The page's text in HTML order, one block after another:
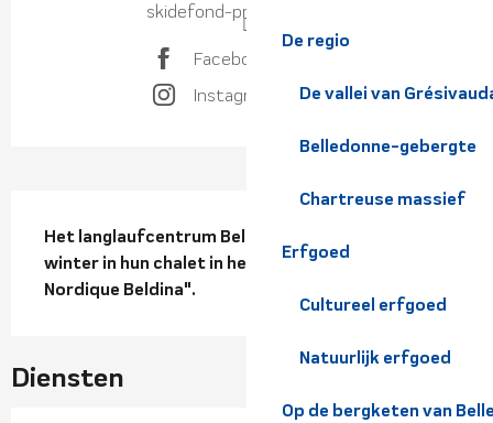
De regio
De vallei van
Belledonne-gebergte
Chartreuse massief
Erfgoed
Cultureel erfgoed
Natuurlijk erfgoed
Op de bergketen van
skidefond-prapoutel.com
Facebook pagina
Instagram pagina
Beschrijving
Het langlaufcentrum Beldina verwelkomt je elke
winter in hun chalet in het skigebied "Domaine
Nordique Beldina".
Diensten